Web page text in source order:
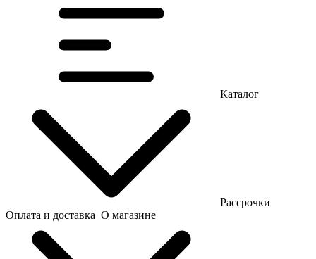
Каталог
Рассрочки
Оплата и доставка О магазине